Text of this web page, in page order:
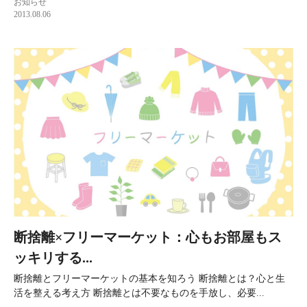
お知らせ
2013.08.06
断捨離×フリーマーケット：心もお部屋もス
ッキリする...
断捨離とフリーマーケットの基本を知ろう 断捨離とは？心と生
活を整える考え方 断捨離とは不要なものを手放し、必要...